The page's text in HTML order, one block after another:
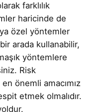
farklılık
haricinde de
özel yöntemler
arada kullanabilir,
yöntemlere
Risk
önemli amacımız
etmek olmalıdır.